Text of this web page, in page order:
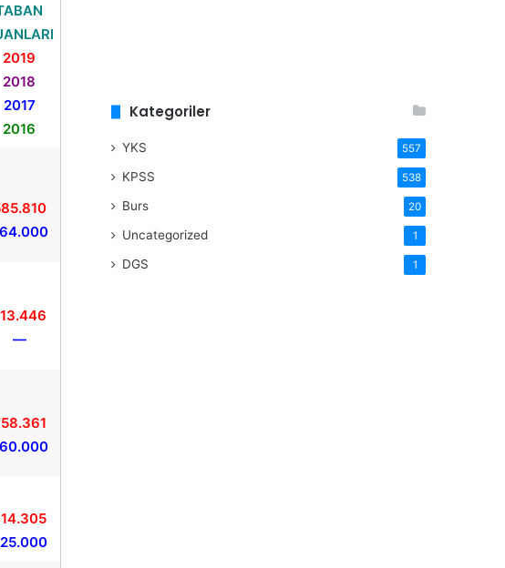
2019
2018
2017
2016
—
Kategoriler
YKS 557
KPSS 538
Burs 20
Uncategorized 1
DGS 1